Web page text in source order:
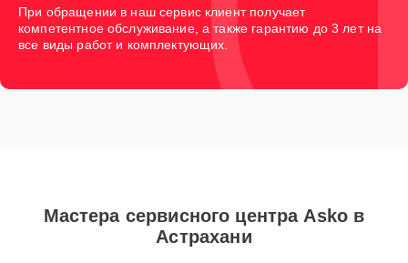
При обращении в наш сервис клиент получает
компетентное обслуживание, а также гарантию до 3 лет на
все виды работ и комплектующих.
Мастера сервисного центра Asko в
Астрахани